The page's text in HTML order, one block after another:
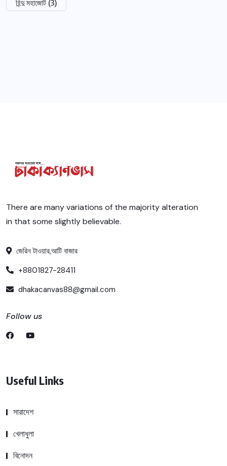
হিন্দু মহাজোট (3)
There are many variations of the majority alteration
in that some slightly believable.
জেরিন টাওয়ার,আটি বাজার
+8801827-28411
dhakacanvas88@gmail.com
Follow us
Useful Links
সারাদেশ
খেলাধুলা
বিনোদন